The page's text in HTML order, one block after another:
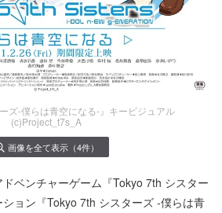
ズ-僕らは青空になる-』キービジュアル
(c)Project_t7s_A
画像を全て表示（4件）
ベンチャーゲーム『Tokyo 7th シスター
ョン『Tokyo 7th シスターズ -僕らは青